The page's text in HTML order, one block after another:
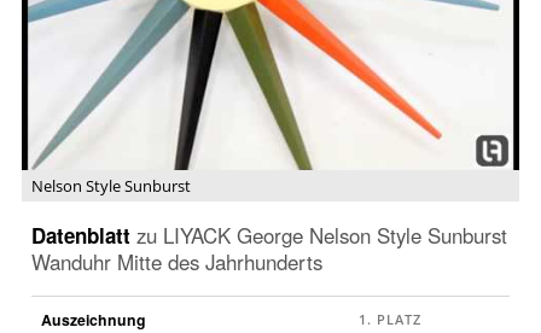
Nelson Style Sunburst
Datenblatt zu LIYACK George Nelson Style Sunburst
Wanduhr Mitte des Jahrhunderts
Auszeichnung